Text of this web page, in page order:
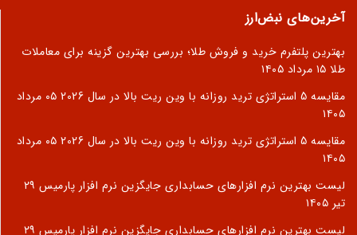
آخرین‌های نبض‌ارز
بهترین پلتفرم خرید و فروش طلا؛ بررسی بهترین گزینه برای معاملات
طلا ۱۵ مرداد ۱۴۰۵
مقایسه 5 استراتژی ترید روزانه با وین ریت بالا در سال 2026
۰۵ مرداد
۱۴۰۵
مقایسه 5 استراتژی ترید روزانه با وین ریت بالا در سال 2026
۰۵ مرداد
۱۴۰۵
لیست بهترین نرم افزارهای حسابداری جایگزین نرم افزار پارمیس ۲۹
تیر ۱۴۰۵
لیست بهترین نرم افزارهای حسابداری جایگزین نرم افزار پارمیس ۲۹